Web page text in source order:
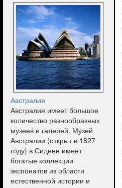
Австралия
Австралия имеет большое
количество разнообразных
музеев и галерей. Музей
Австралии (открыт в 1827
году) в Сиднее имеет
богатые коллекции
экспонатов из области
естественной истории и